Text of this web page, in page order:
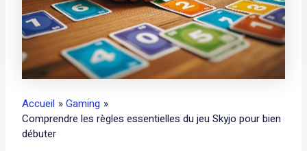
Accueil
Gaming
Comprendre les règles essentielles du jeu Skyjo pour bien
débuter